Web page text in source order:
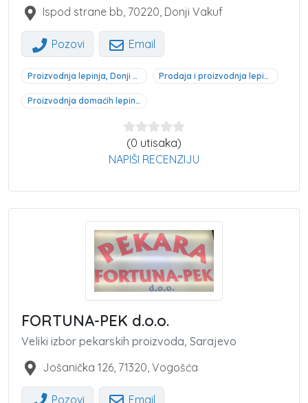
Ispod strane bb, 70220, Donji Vakuf
Pozovi Email
Proizvodnja lepinja, Donji Vakuf Prodaja i proizvodnja lepinja, Donji Vakuf
Proizvodnja domaćih lepinja Donji Vakuf
(0 utisaka)
NAPIŠI RECENZIJU
FORTUNA-PEK d.o.o.
Veliki izbor pekarskih proizvoda, Sarajevo
Jošanička 126, 71320 Vogošća
Pozovi Email